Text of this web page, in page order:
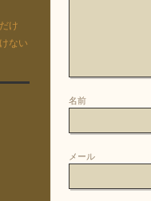
け
ない
名前
メール